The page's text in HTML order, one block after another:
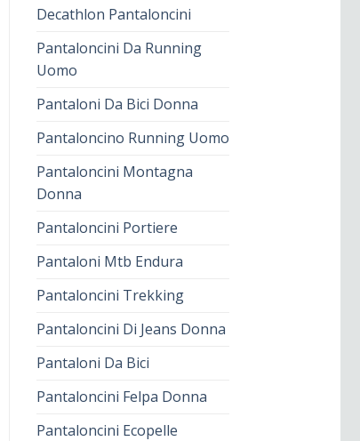
Decathlon Pantaloncini
Pantaloncini Da Running
Uomo
Pantaloni Da Bici Donna
Pantaloncino Running Uomo
Pantaloncini Montagna
Donna
Pantaloncini Portiere
Pantaloni Mtb Endura
Pantaloncini Trekking
Pantaloncini Di Jeans Donna
Pantaloni Da Bici
Pantaloncini Felpa Donna
Pantaloncini Ecopelle